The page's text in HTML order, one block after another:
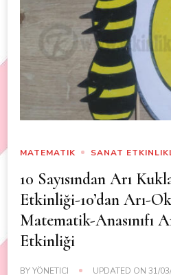
MATEMATIK SANAT
10 Sayısından Arı
Etkinliği-10’dan Arı-
Matematik-Anasınıfı
Etkinliği
BYYÖNETICI UPDATED ON 31/